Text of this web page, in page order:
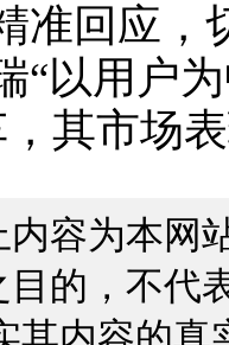
准回应，
“以用户
其市场
容为本网
的，不代